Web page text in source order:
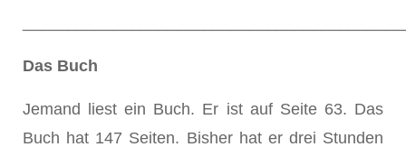
Das Buch
Jemand liest ein Buch. Er ist auf Seite 63. Das
Buch hat 147 Seiten. Bisher hat er drei Stunden